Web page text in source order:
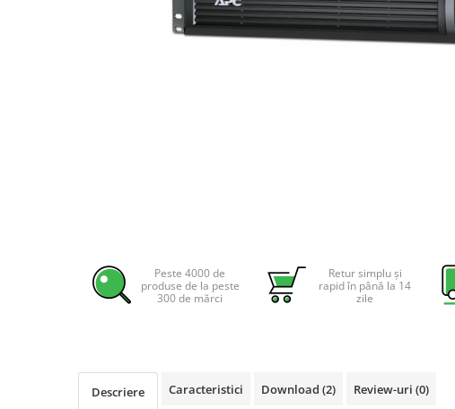
Panouri fotovoltaice si accesorii
Controlere solare
Facebook
Peste 4000 de
produse de la peste
300 de mărci
Retur simplu și
rapid în până la 14
zile
Descriere Caracteristici Download (2) Review-uri (0)